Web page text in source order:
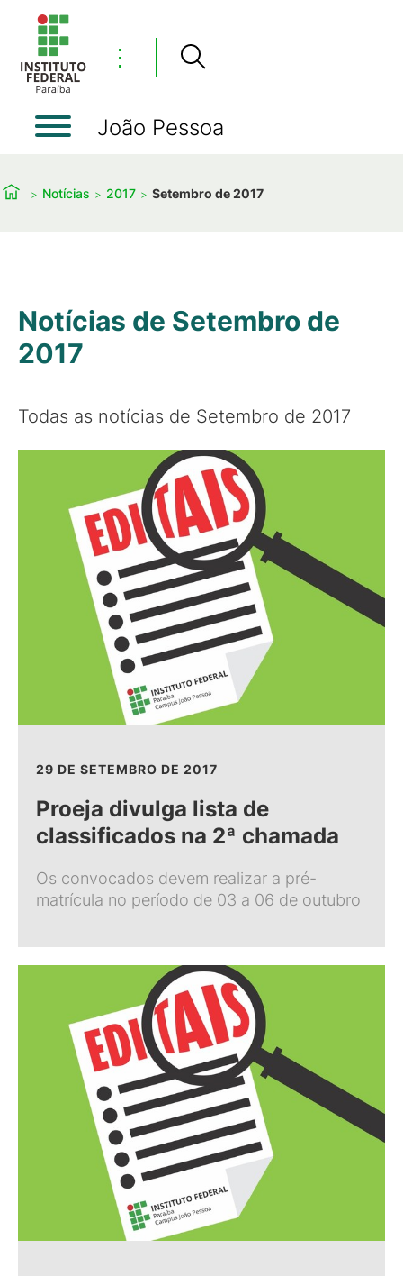
⋮
João Pessoa
Notícias 2017 Setembro de 2017
Notícias de Setembro de
2017
Todas as notícias de Setembro de 2017
29 DE SETEMBRO DE 2017
Proeja divulga lista de
classificados na 2ª chamada
Os convocados devem realizar a pré-
matrícula no período de 03 a 06 de outubro